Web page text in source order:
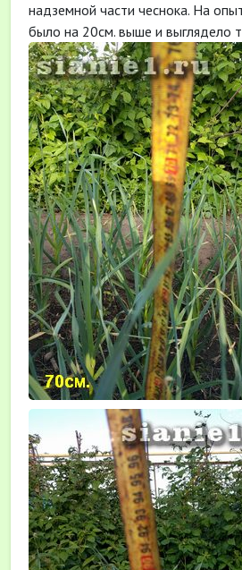
надземной части чеснока. На
было на 20см. выше и выглядело